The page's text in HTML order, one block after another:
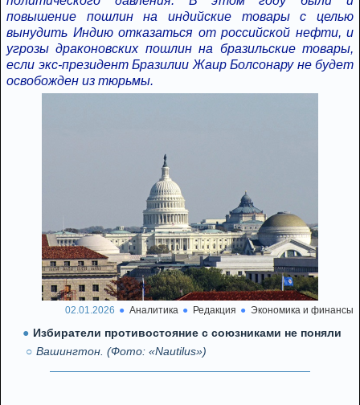
повышение пошлин на индийские товары с целью
вынудить Индию отказаться от российской нефти, и
угрозы драконовских пошлин на бразильские товары,
если экс-президент Бразилии Жаир Болсонару не будет
освобожден из тюрьмы.
02.01.2026 Аналитика Редакция Экономика и финансы
Избиратели противостояние с союзниками не поняли
Вашингтон. (Фото: «Nautilus»)